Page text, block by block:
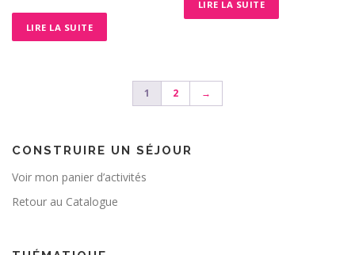
LIRE LA SUITE
LIRE LA SUITE
1 2 →
CONSTRUIRE UN SÉJOUR
Voir mon panier d’activités
Retour au Catalogue